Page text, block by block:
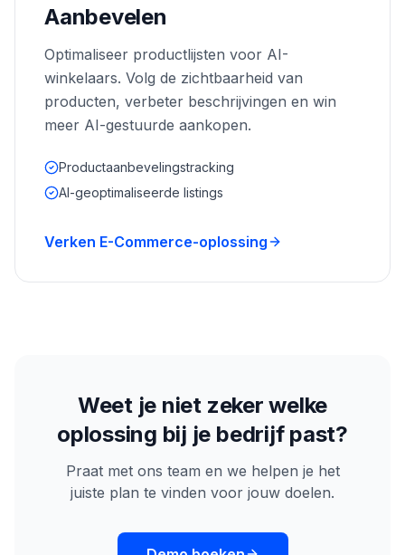
Aanbevelen
Optimaliseer productlijsten voor AI-
winkelaars. Volg de zichtbaarheid van
producten, verbeter beschrijvingen en win
meer AI-gestuurde aankopen.
Productaanbevelingstracking
AI-geoptimaliseerde listings
Verken E-Commerce-oplossing
Weet je niet zeker welke
oplossing bij je bedrijf past?
Praat met ons team en we helpen je het
juiste plan te vinden voor jouw doelen.